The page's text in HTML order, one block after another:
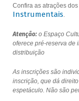
Confira as atrações
Instrumentais.
Atenção:o Espaço
oferece pré-reserva de
distribuição
As inscrições são
inscrição, que dá
espetáculo. Não são